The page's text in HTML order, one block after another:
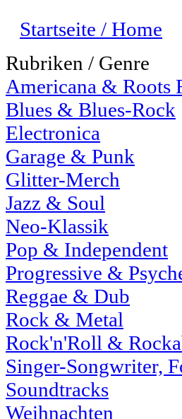
Startseite / Home
Rubriken / Genre
Americana & Roots
Blues & Blues-Rock
Electronica
Garage & Punk
Glitter-Merch
Jazz & Soul
Neo-Klassik
Pop & Independent
Progressive &
Reggae & Dub
Rock & Metal
Rock'n'Roll &
Singer-Songwriter,
Soundtracks
Weihnachten